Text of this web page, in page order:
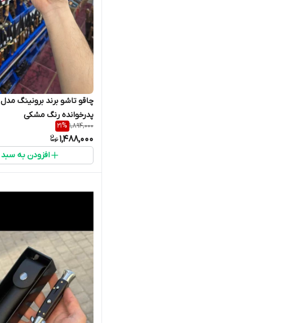
چاقو تاشو برند برونینگ مدل
پدرخوانده رنگ مشکی
1,894,000
21%
1,488,000
افزودن به سبد